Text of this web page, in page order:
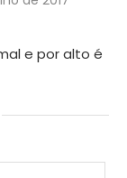
e por alto é